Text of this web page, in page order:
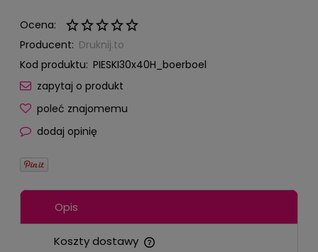
Ocena:
Producent: Druknij.to
Kod produktu: PIESKI30x40H_boerboel
zapytaj o produkt
poleć znajomemu
dodaj opinię
Opis
Koszty dostawy